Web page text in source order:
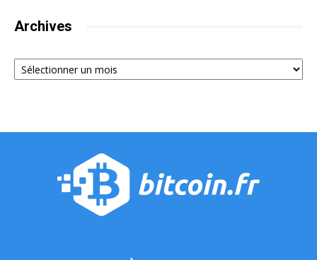
Archives
Archives